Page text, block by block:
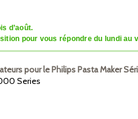
d’août.
pour vous répondre du lundi au
pour le Philips Pasta Maker
Series